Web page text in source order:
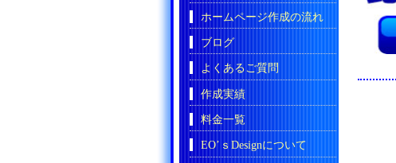
ホームページ作成の流れ
ブログ
よくあるご質問
作成実績
料金一覧
EO’ｓDesignについて